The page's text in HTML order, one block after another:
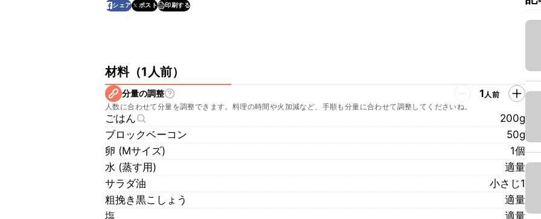
シェア ポスト 印刷する
材料（1人前）
分量の調整 1人前
人数に合わせて分量を調整できます。料理の時間や火加減など、手順も分量に合わせて調整してくださいね。
ごはん
200g
ブロックベーコン
50g
卵 (Mサイズ)
1個
水 (蒸す用)
適量
サラダ油
小さじ1
粗挽き黒こしょう
適量
塩
適量